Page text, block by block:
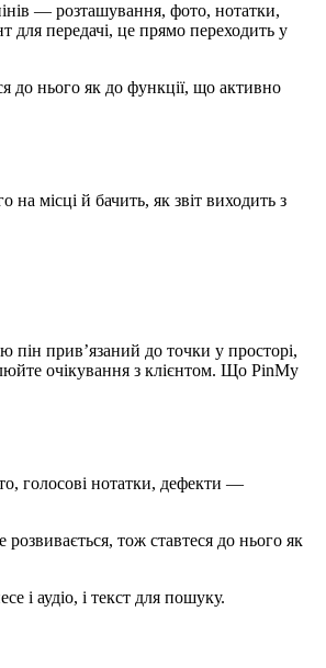
— розташування, фото, нотатки,
передачі, це прямо переходить у
до нього як до функції, що активно
місці й бачить, як звіт виходить з
прив’язаний до точки у просторі,
очікування з клієнтом. Що PinMy
голосові нотатки, дефекти —
розвивається, тож ставтеся до нього як
і аудіо, і текст для пошуку.